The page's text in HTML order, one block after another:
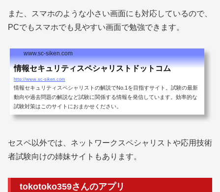
また、スマホのような小さい画面にも対応しているので、
PCでもスマホでも見やすい画面で勉強できます。
www.sc-siken.com
情報セキュリティスペシャリストドットコム
http://www.sc-siken.com
情報セキュリティスペシャリストの解説でNo.1を目指すサイト。試験の最新
動向や過去問題の解説など試験に関係する情報を発信しています。効率的な
試験対策はこのサイトにおまかせください。
セスペ以外では、ネットワークスペシャリストや応用技術
者試験向けの姉妹サイトもあります。
tokotoko359さんのアプリ